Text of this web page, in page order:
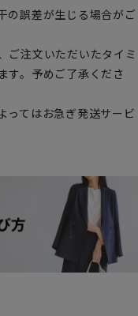
の誤差が生じる場合がご
注文いただいたタイミ
す。予めご了承くださ
てはお急ぎ発送サービ